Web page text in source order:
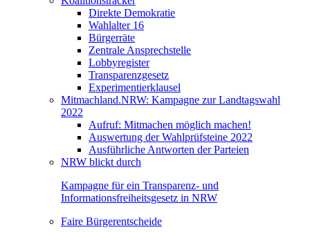
Direkte Demokratie
Wahlalter 16
Bürgerräte
Zentrale Ansprechstelle
Lobbyregister
Transparenzgesetz
Experimentierklausel
Mitmachland.NRW: Kampagne zur Landtagswahl
2022
Aufruf: Mitmachen möglich machen!
Auswertung der Wahlprüfsteine 2022
Ausführliche Antworten der Parteien
NRW blickt durch
Kampagne für ein Transparenz- und
Informationsfreiheitsgesetz in NRW
Faire Bürgerentscheide